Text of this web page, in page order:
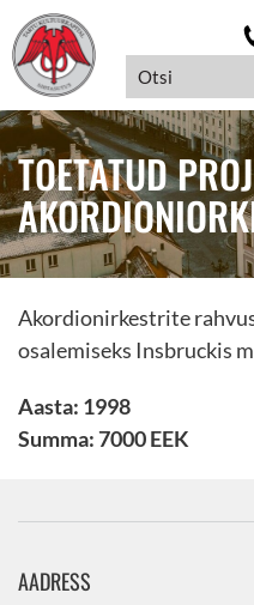
TOETATUD
Akordionirkestrite
osalemiseks Insbruckis
Aasta: 1998
Summa: 7000 EEK
AADRESS